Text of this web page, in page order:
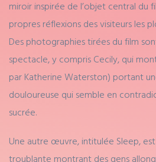
miroir inspirée de l’objet central du
propres réflexions des visiteurs les
Des photographies tirées du film
spectacle, y compris Cecily, qui
par Katherine Waterston) portant
douloureuse qui semble en
sucrée.
Une autre œuvre, intitulée Sleep,
troublante montrant des gens